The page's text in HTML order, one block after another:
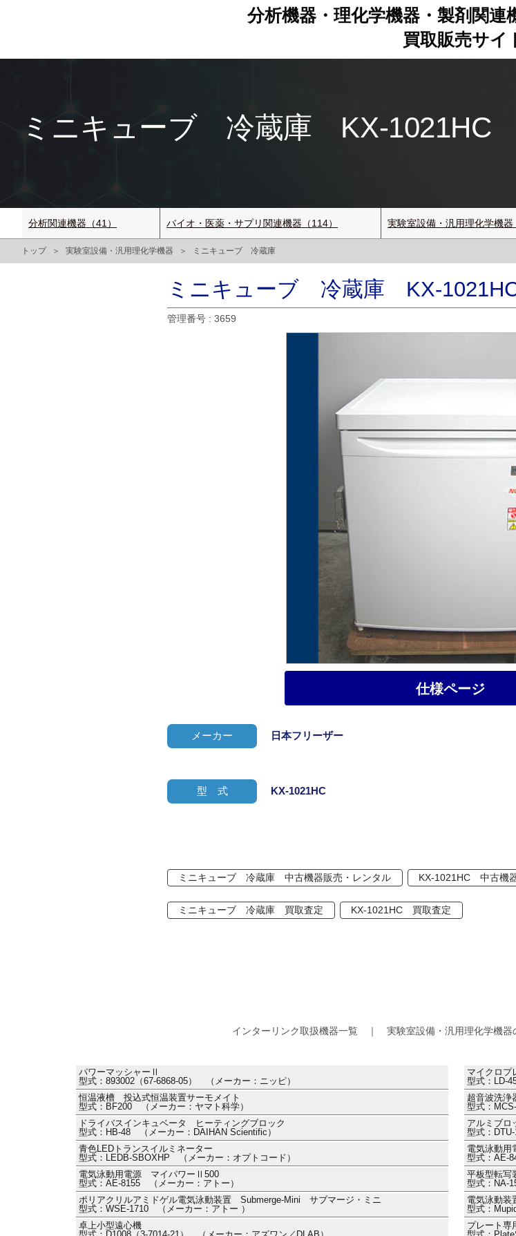
分析機器・理化学機器・製剤関連
買取販売サイ
ミニキューブ 冷蔵庫 KX-1021HC
分析関連機器（41） バイオ・医薬・サプリ関連機器（114） 実験室設備・汎用理化学機器
トップ 実験室設備・汎用理化学機器 ミニキューブ 冷蔵庫
ミニキューブ 冷蔵庫 KX-
管理番号 : 3659
メーカー 日本フリーザー
仕様ページ
型 式 KX-1021HC
ミニキューブ 冷蔵庫 中古機器販売・レンタル KX-1021HC 中古機
ミニキューブ 冷蔵庫 買取査定 KX-1021HC 買取査定
インターリンク取扱機器一覧 ｜ 実験室設備・汎用理化学機器
パワーマッシャーⅡ
型式：893002（67-6868-05） （メーカー：ニッピ）
マイクロプ
型式：LD-
恒温液槽 投込式恒温装置サーモメイト
型式：BF200 （メーカー：ヤマト科学）
超音波洗浄
型式：
ドライバスインキュベータ ヒーティングブロック
型式：HB-48 （メーカー：DAIHAN Scientific）
アルミブロ
型式：
青色LEDトランスイルミネーター
型式：LEDB-SBOXHP （メーカー：オプトコード）
電気泳動
型式：AE-
電気泳動用電源 マイパワーⅡ500
型式：AE-8155 （メーカー：アトー）
平板型転写
型式：NA-
ポリアクリルアミドゲル電気泳動装置 Submerge-Mini サブマージ・ミニ
型式：WSE-1710 （メーカー：アトー ）
電気泳動装
型式：
卓上小型遠心機
プレート専